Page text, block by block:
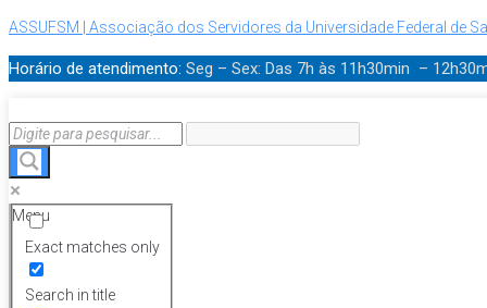
ASSUFSM | Associação dos Servidores da Universidade Federal de
Horário de atendimento: Seg – Sex: Das 7h às 11h30min –
Exact matches only
Search in title
Menu